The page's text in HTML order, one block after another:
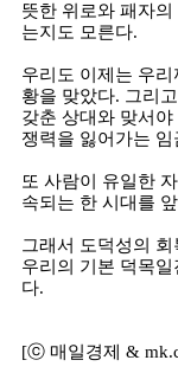
뜻한 위로와 패자
는지도 모른다.
우리도 이제는 우
황을 맞았다. 그리
갖춘 상대와 맞서
쟁력을 잃어가는
또 사람이 유일한
속되는 한 시대를
그래서 도덕성의
우리의 기본 덕목
다.
[ⓒ 매일경제 &